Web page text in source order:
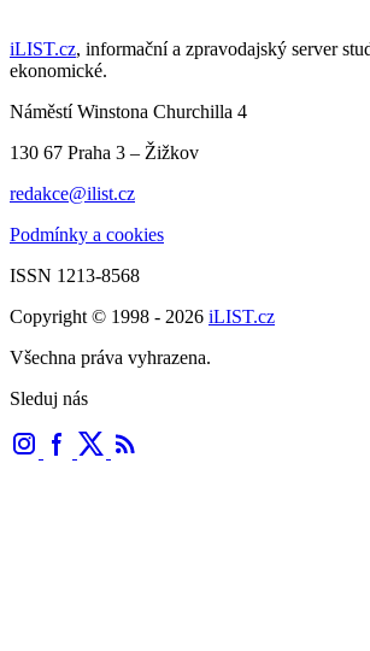
iLIST.cz, informační a zpravodajský server
ekonomické.
Náměstí Winstona Churchilla 4
130 67 Praha 3 – Žižkov
redakce@ilist.cz
Podmínky a cookies
ISSN 1213-8568
Copyright © 1998 - 2026 iLIST.cz
Všechna práva vyhrazena.
Sleduj nás